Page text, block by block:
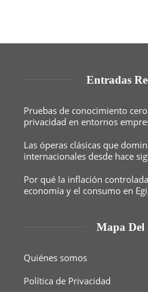
Entradas
Pruebas de conocimiento
privacidad en entornos
Las óperas clásicas que
internacionales desde hace
Por qué la inflación
economía y el consumo en
Mapa Del
Quiénes somos
Política de Privacidad